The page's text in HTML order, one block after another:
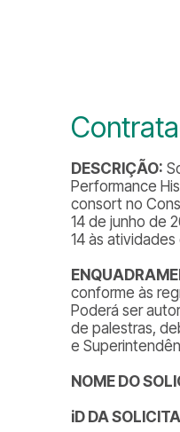
DESCRIÇÃO:
Performance
consort no
14 de junho de
14 às
conforme às
Poderá ser
de palestras,
e
NOME DO
iD DA